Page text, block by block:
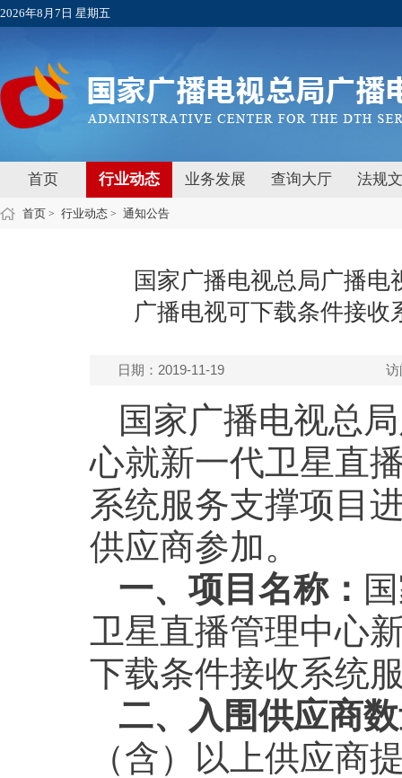
2026年8月7日 星期五
首页 行业动态 业务发展 查询大厅 法规
首页 > 行业动态 > 通知公告
国家广播电视总局广播
广播电视可下载条件接
日期：2019-11-19 访
国家广播电视总
心就新一代卫星直
系统服务支撑项目
供应商参加。
一、项目名称：
卫星直播管理中心
下载条件接收系统
二、入围供应商
（含）以上供应商